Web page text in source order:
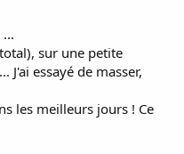
sur une petite
J'ai essayé de masser,
les meilleurs jours ! Ce